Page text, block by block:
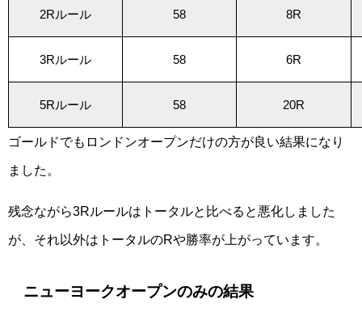
2Rルール 58 8R
3Rルール 58 6R
5Rルール 58 20R
ゴールドでもロンドンオープンだけの方が良い結果になり
ました。
残念ながら3Rルールはトータルと比べると悪化しました
が、それ以外はトータルのRや勝率が上がっています。
ニューヨークオープンのみの結果